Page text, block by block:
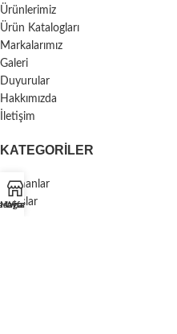
Ürünlerimiz
Ürün Katalogları
Markalarımız
Galeri
Duyurular
Hakkımızda
İletişim
KATEGORILER
Rulmanlar
Kayışlar
Mağaza
Whatsapp